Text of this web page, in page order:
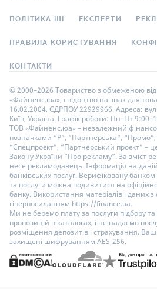
ПОЛІТИКА ШІ ЕКСПЕРТИ
ПРАВИЛА КОРИСТУВАННЯ
КОНТАКТИ
© 2000–2026 Товариство з обмеженою
«Файненс.юа», свідоцтво на знак для
16.02.2004, ЄДРПОУ 22929966. Адреса:
Київ, Україна. Графік роботи: Пн–Пт
ТОВ «Файненс.юа» – незалежний
позначками “Р”, “Партнерська”, “Промо”,
“Спецпроєкт”, “Партнерський проєкт” –
Закону України “Про рекламу”. За зміст
несе рекламодавець. Інформація на
банківських послуг. Верифіковану
та послуги можна подивитися на
банку. Використання матеріалів і даних
гіперпосиланням https://finance.ua.
Ми не беремо плату за послуги підбору
пропозицій в каталогах, і не надаємо
розміщення депозитів і страхування.
захищені шифруванням AES-256.